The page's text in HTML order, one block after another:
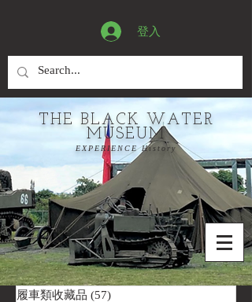
登入
THE BLACK WATER
MUSEUM
EXPERIENCE History
履車類收藏品 (57)